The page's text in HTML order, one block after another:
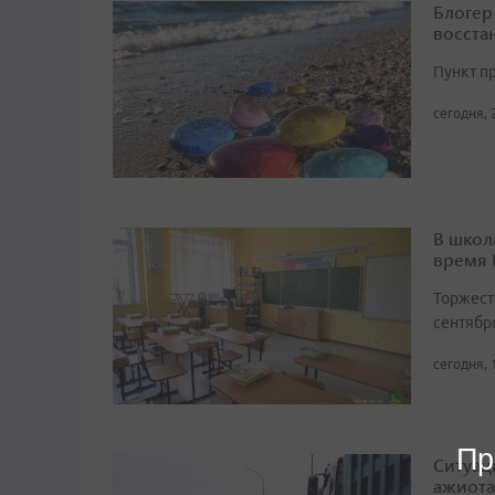
Пункт
сегодня,
В
время
сегодня,